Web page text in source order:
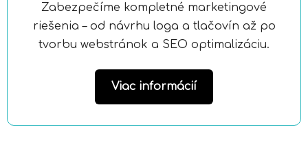
Zabezpečíme kompletné marketingové
riešenia – od návrhu loga a tlačovín až po
tvorbu webstránok a SEO optimalizáciu.
Viac informácií